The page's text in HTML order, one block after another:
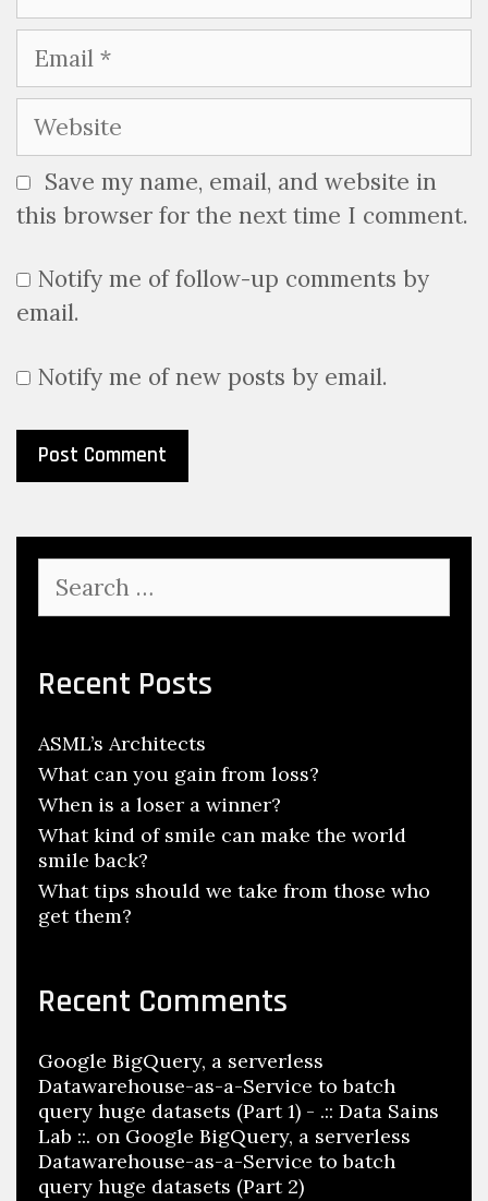
Email
Website
Save my name, email, and website in
this browser for the next time I comment.
Notify me of follow-up comments by
email.
Notify me of new posts by email.
for:
Recent Posts
ASML’s Architects
What can you gain from loss?
When is a loser a winner?
What kind of smile can make the world
smile back?
What tips should we take from those who
get them?
Recent Comments
Google BigQuery, a serverless
Datawarehouse-as-a-Service to batch
query huge datasets (Part 1) - .:: Data Sains
Lab ::. on Google BigQuery, a serverless
Datawarehouse-as-a-Service to batch
query huge datasets (Part 2)